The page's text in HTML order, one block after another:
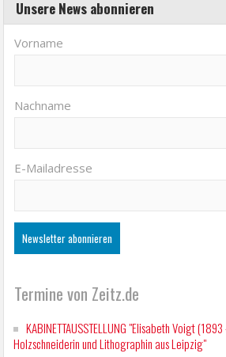
Unsere News abonnieren
Vorname
Nachname
E-Mailadresse
Termine von Zeitz.de
KABINETTAUSSTELLUNG "Elisabeth Voigt
Holzschneiderin und Lithographin aus Leipzig"